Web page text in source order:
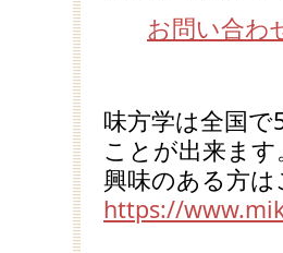
お問い合わ
味方学は全国
ことが出来ます
興味のある方
https://